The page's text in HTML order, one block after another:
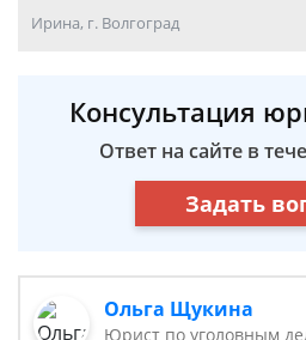
Ирина, г. Волгоград
Консультация
Ответ на сайте в
Задать
Ольга Щукина
Юрист по уголовным